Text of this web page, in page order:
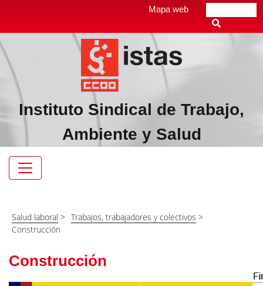
contenido
principal
Mapa web
Instituto Sindical de Trabajo,
Ambiente y Salud
Navegación
Salud laboral > Trabajos, trabajadores y colectivos >
Construcción
Construcción